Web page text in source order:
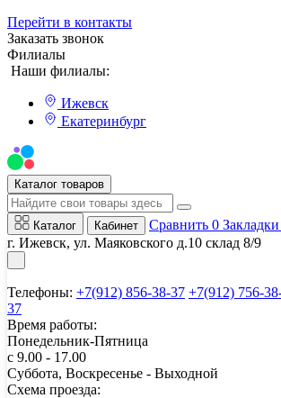
Перейти в контакты
Заказать звонок
Филиалы
Наши филиалы:
Ижевск
Екатеринбург
Каталог товаров
Каталог Кабинет Сравнить 0 Закладки
г. Ижевск, ул. Маяковского д.10 склад 8/9
Телефоны: +7(912) 856-38-37 +7(912) 756-
37
Время работы:
Понедельник-Пятница
с 9.00 - 17.00
Суббота, Воскресенье - Выходной
Схема проезда: